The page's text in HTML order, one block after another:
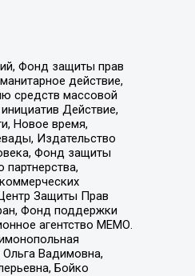
Фонд защиты прав
действие,
средств массовой
Действие,
Новое время,
Издательство
Фонд защиты
Защиты Прав
Фонд поддержки
агентство МЕМО.
Вадимовна,
Бойко